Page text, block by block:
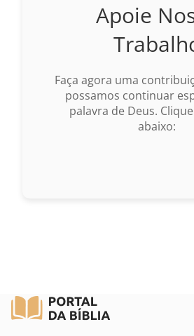
Apoie
Faça agora uma
possamos continuar
palavra de Deus.
abaixo: